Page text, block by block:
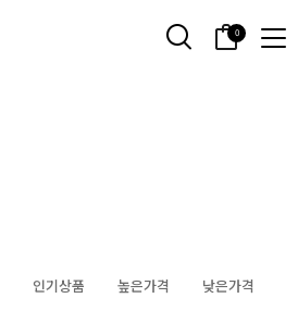
0
인기상품 높은가격 낮은가격